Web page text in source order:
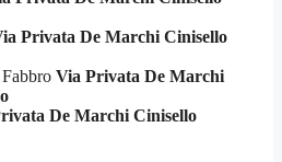
Privata De Marchi Cinisello
Via Privata De Marchi
De Marchi Cinisello